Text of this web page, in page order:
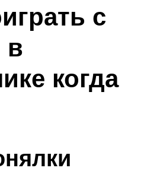
с
в
когда